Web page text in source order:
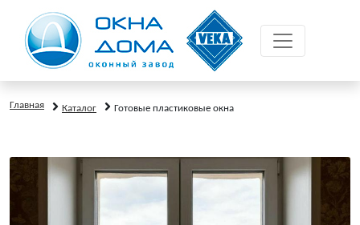
Главная Каталог Готовые пластиковые окна